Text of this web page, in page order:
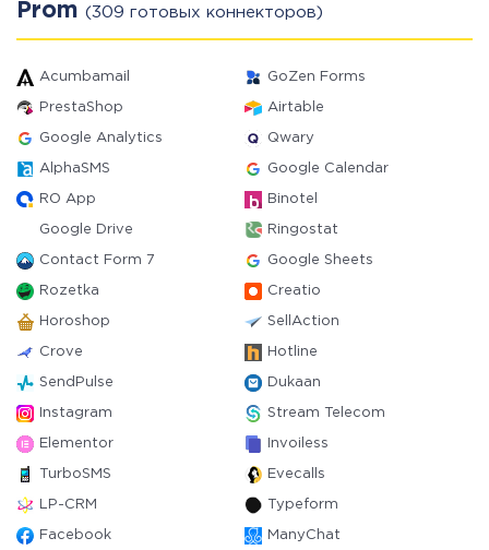
Prom (309 готовых коннекторов)
Acumbamail GoZen Forms
PrestaShop Airtable
Google Analytics Qwary
AlphaSMS Google Calendar
RO App Binotel
Google Drive Ringostat
Contact Form 7 Google Sheets
Rozetka Creatio
Horoshop SellAction
Crove Hotline
SendPulse Dukaan
Instagram Stream Telecom
Elementor Invoiless
TurboSMS Evecalls
LP-CRM Typeform
Facebook ManyChat